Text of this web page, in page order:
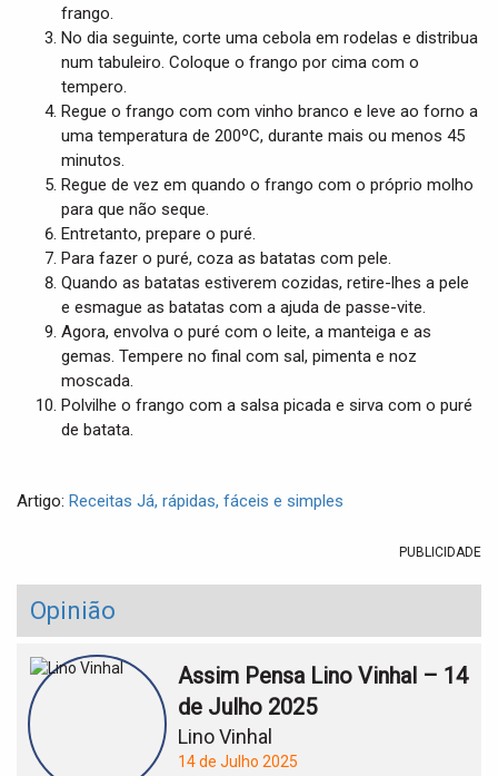
frango.
No dia seguinte, corte uma cebola em rodelas e distribua
num tabuleiro. Coloque o frango por cima com o
tempero.
Regue o frango com com vinho branco e leve ao forno a
uma temperatura de 200ºC, durante mais ou menos 45
minutos.
Regue de vez em quando o frango com o próprio molho
para que não seque.
Entretanto, prepare o puré.
Para fazer o puré, coza as batatas com pele.
Quando as batatas estiverem cozidas, retire-lhes a pele
e esmague as batatas com a ajuda de passe-vite.
Agora, envolva o puré com o leite, a manteiga e as
gemas. Tempere no final com sal, pimenta e noz
moscada.
Polvilhe o frango com a salsa picada e sirva com o puré
de batata.
Artigo: Receitas Já, rápidas, fáceis e simples
PUBLICIDADE
Opinião
Assim Pensa Lino Vinhal – 14
de Julho 2025
Lino Vinhal
14 de Julho 2025